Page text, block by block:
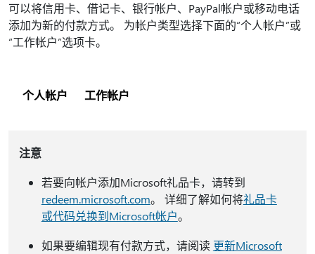
可以将信用卡、借记卡、银行帐户、PayPal帐户或移动电话
添加为新的付款方式。 为帐户类型选择下面的“个人帐户”或
“工作帐户”选项卡。
个人帐户 工作帐户
注意
若要向帐户添加Microsoft礼品卡，请转到
redeem.microsoft.com。 详细了解如何将礼品卡
或代码兑换到Microsoft帐户。
如果要编辑现有付款方式，请阅读 更新Microsoft